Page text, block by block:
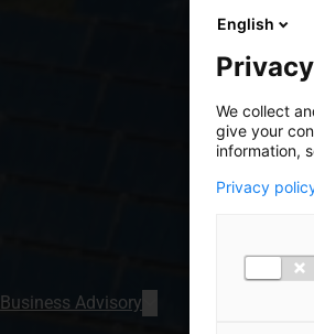
Business Advisory
English
We collect
give your
information,
Privacy